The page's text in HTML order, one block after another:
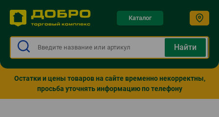
Каталог
Остатки и цены товаров на сайте временно некорректны,
просьба уточнять информацию по телефону